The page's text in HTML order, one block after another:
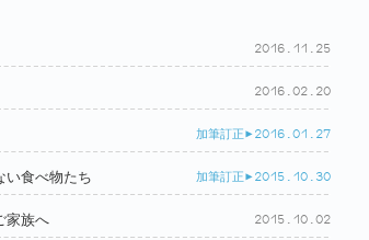
2016.11.25
2016.02.20
2016.01.27
加筆訂正>
い食べ物たち 2015.10.30
加筆訂正>
家族へ 2015.10.02